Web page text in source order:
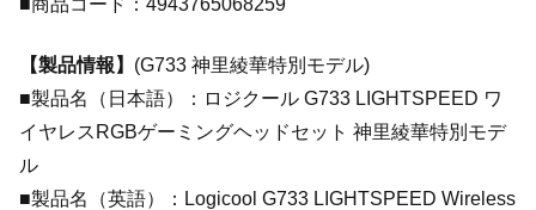
■商品コード：4943765068259
【製品情報】 (G733 神里綾華特別モデル)
■製品名（日本語）：ロジクール G733 LIGHTSPEED ワ
イヤレスRGBゲーミングヘッドセット 神里綾華特別モデ
ル
■製品名（英語）：Logicool G733 LIGHTSPEED Wireless